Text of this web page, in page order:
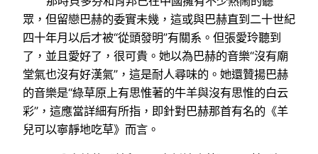
眾，但留戀巴赫的委實未幾，這或與巴赫直到二十世紀
四十年月以后才被“從頭發明”有關系。但張愛玲聽到
了，並且愛好了，很可貴。她以為巴赫的音樂“沒有廟
堂氣也沒有好漢氣”，這是耐人尋味的。她還贊揚巴赫
的音樂是“綠草原上有思惟著的牛羊與沒有思惟的白云
彩”，這應當詳細有所指，即針對巴赫那首有名的《羊
兒可以寧靜地吃草》而言。